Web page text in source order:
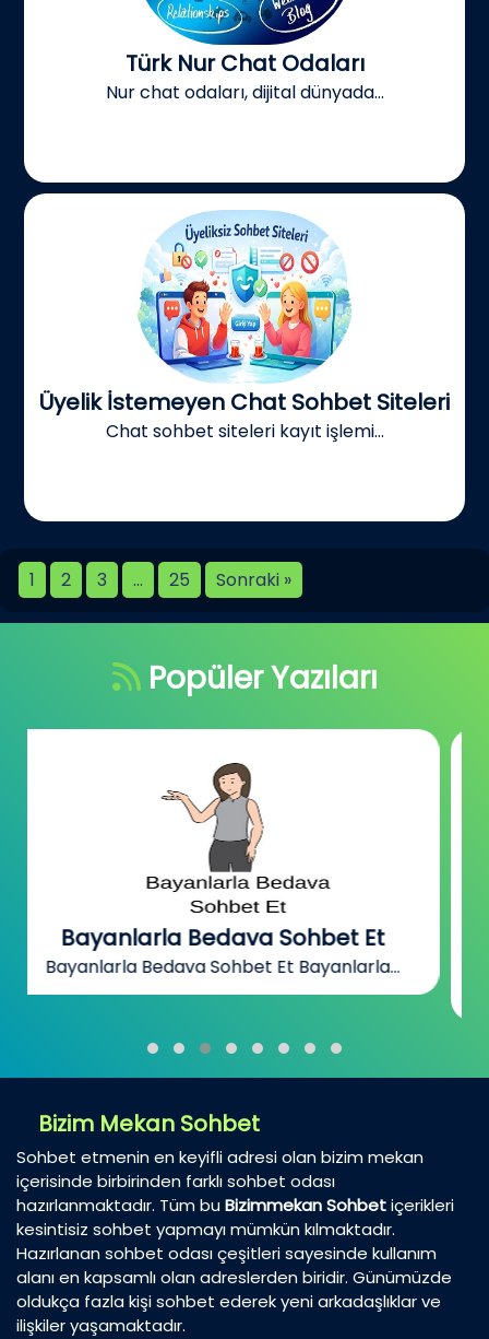
Türk Nur Chat Odaları
Nur chat odaları, dijital dünyada...
Üyelik İstemeyen Chat Sohbet Siteleri
Chat sohbet siteleri kayıt işlemi...
1 2 3 … 25 Sonraki »
Popüler Yazıları
Bizimmekan
Bizimmekan Sohbet Sitesi Bizimmekan,
günümüzde...
Bizim Mekan Sohbet
Sohbet etmenin en keyifli adresi olan bizim mekan
içerisinde birbirinden farklı sohbet odası
hazırlanmaktadır. Tüm buBizimmekan Sohbetiçerikleri
kesintisiz sohbet yapmayı mümkün kılmaktadır.
Hazırlanan sohbet odası çeşitleri sayesinde kullanım
alanı en kapsamlı olan adreslerden biridir. Günümüzde
oldukça fazla kişi sohbet ederek yeni arkadaşlıklar ve
ilişkiler yaşamaktadır.